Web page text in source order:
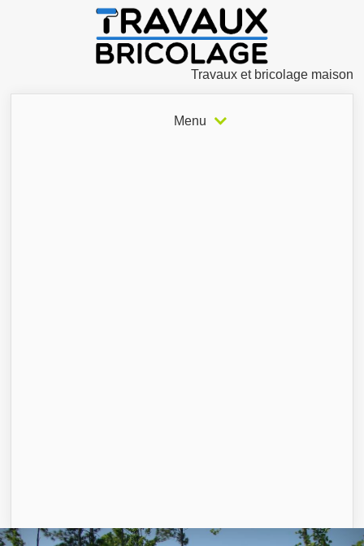
Travaux et bricolage maison
Menu